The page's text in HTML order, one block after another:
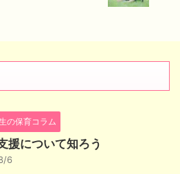
の保育コラム
援について知ろう
6